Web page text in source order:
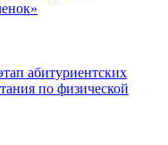
абитуриентских
по физической